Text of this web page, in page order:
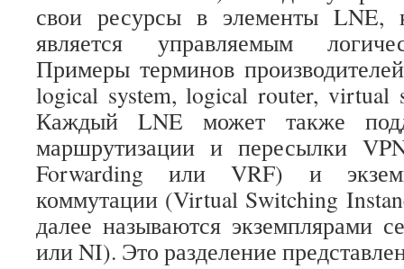
свои ресурсы в элементы LNE,
является управляемым
Примеры терминов
logical system, logical router, virtual
Каждый LNE может также
маршрутизации и пересылки
Forwarding или VRF) и
коммутации (Virtual Switching
далее называются экземплярами
или NI). Это разделение